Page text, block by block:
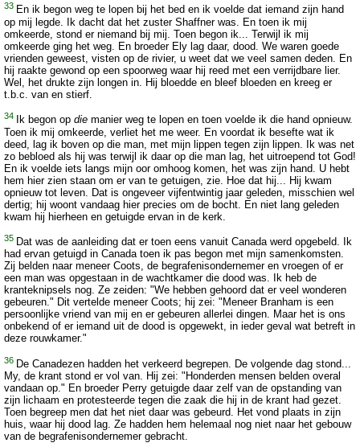
33 En ik begon weg te lopen bij het bed en ik voelde dat iemand zijn hand
op mij legde. Ik dacht dat het zuster Shaffner was. En toen ik mij
omkeerde, stond er niemand bij mij. Toen begon ik... Terwijl ik mij
omkeerde ging het weg. En broeder Ely lag daar, dood. We waren goede
vrienden geweest, visten op de rivier, u weet dat we veel samen deden. En
hij raakte gewond op een spoorweg waar hij reed met een verrijdbare lier.
Wel, het drukte zijn longen in. Hij bloedde en bleef bloeden en kreeg er
t.b.c. van en stierf.
34 Ik begon op die manier weg te lopen en toen voelde ik die hand opnieuw.
Toen ik mij omkeerde, verliet het me weer. En voordat ik besefte wat ik
deed, lag ik boven op die man, met mijn lippen tegen zijn lippen. Ik was net
zo bebloed als hij was terwijl ik daar op die man lag, het uitroepend tot God!
En ik voelde iets langs mijn oor omhoog komen, het was zijn hand. U hebt
hem hier zien staan om er van te getuigen, zie. Hoe dat hij... Hij kwam
opnieuw tot leven. Dat is ongeveer vijfentwintig jaar geleden, misschien wel
dertig; hij woont vandaag hier precies om de bocht. En niet lang geleden
kwam hij hierheen en getuigde ervan in de kerk.
35 Dat was de aanleiding dat er toen eens vanuit Canada werd opgebeld. Ik
had ervan getuigd in Canada toen ik pas begon met mijn samenkomsten.
Zij belden naar meneer Coots, de begrafenisondernemer en vroegen of er
een man was opgestaan in de wachtkamer die dood was. Ik heb de
kranteknipsels nog. Ze zeiden: "We hebben gehoord dat er veel wonderen
gebeuren." Dit vertelde meneer Coots; hij zei: "Meneer Branham is een
persoonlijke vriend van mij en er gebeuren allerlei dingen. Maar het is ons
onbekend of er iemand uit de dood is opgewekt, in ieder geval wat betreft in
deze rouwkamer."
36 De Canadezen hadden het verkeerd begrepen. De volgende dag stond...
My, de krant stond er vol van. Hij zei: "Honderden mensen belden overal
vandaan op." En broeder Perry getuigde daar zelf van de opstanding van
zijn lichaam en protesteerde tegen die zaak die hij in de krant had gezet.
Toen begreep men dat het niet daar was gebeurd. Het vond plaats in zijn
huis, waar hij dood lag. Ze hadden hem helemaal nog niet naar het gebouw
van de begrafenisondernemer gebracht.